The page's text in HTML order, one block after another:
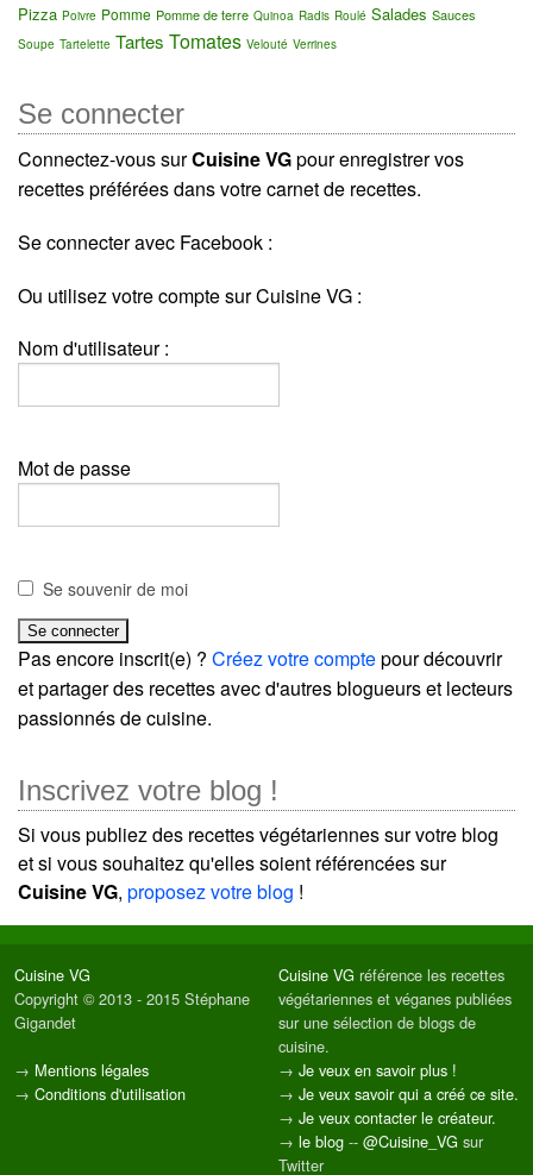
Pizza Poivre Pomme Pomme de terre Quinoa Radis Roulé Salades Sauces
Soupe Tartelette Tartes Tomates Velouté Verrines
Se connecter
Connectez-vous surCuisine VGpour enregistrer vos
recettes préférées dans votre carnet de recettes.
Se connecter avec Facebook :
Ou utilisez votre compte sur Cuisine VG :
Nom d'utilisateur :
Mot de passe
Se souvenir de moi
Pas encore inscrit(e) ? Créez votre comptepour découvrir
et partager des recettes avec d'autres blogueurs et lecteurs
passionnés de cuisine.
Inscrivez votre blog !
Si vous publiez des recettes végétariennes sur votre blog
et si vous souhaitez qu'elles soient référencées sur
Cuisine VG, proposez votre blog !
Cuisine VG
Copyright © 2013 - 2015 Stéphane
Gigandet
→ Mentions légales
→ Conditions d'utilisation
Cuisine VG référence les recettes
végétariennes et véganes publiées
sur une sélection de blogs de
cuisine.
→ Je veux en savoir plus !
→ Je veux savoir qui a créé ce site.
→ Je veux contacter le créateur.
→ le blog -- @Cuisine_VG sur
Twitter